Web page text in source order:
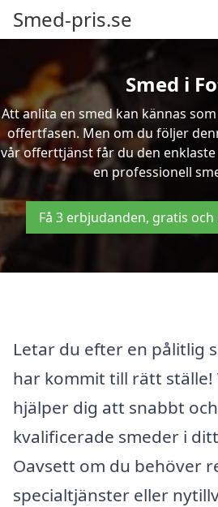
Smed-pris.se
Smed i
Att anlita en smed kan kännas
offertfasen. Men om du följer
vår offerttjänst får du den
en professionell
Få 3 erbjudanden, gratis
Letar du efter en pålitlig
har kommit till rätt
hjälper dig att snabbt
kvalificerade smeder i
Oavsett om du behöver
specialtjänster eller